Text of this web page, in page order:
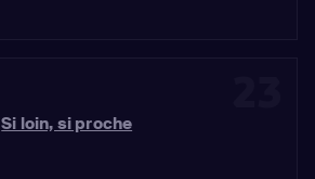
Si loin, si proche